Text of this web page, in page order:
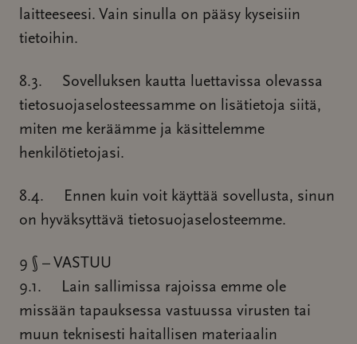
laitteeseesi. Vain sinulla on pääsy kyseisiin
tietoihin.
8.3. Sovelluksen kautta luettavissa olevassa
tietosuojaselosteessamme on lisätietoja siitä,
miten me keräämme ja käsittelemme
henkilötietojasi.
8.4. Ennen kuin voit käyttää sovellusta, sinun
on hyväksyttävä tietosuojaselosteemme.
9 § – VASTUU
9.1. Lain sallimissa rajoissa emme ole
missään tapauksessa vastuussa virusten tai
muun teknisesti haitallisen materiaalin